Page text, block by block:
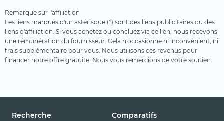
Remarque sur l'affiliation
Les liens marqués d'un astérisque (*) sont des liens publicitaires ou des
liens d'affiliation. Si vous achetez ou concluez via ce lien, nous recevons
une rémunération du fournisseur. Cela n'occasionne ni inconvénient, ni
frais supplémentaire pour vous. Nous utilisons ces revenus pour
financer notre offre gratuite. Nous vous remercions de votre soutien.
Recherche Comparatifs